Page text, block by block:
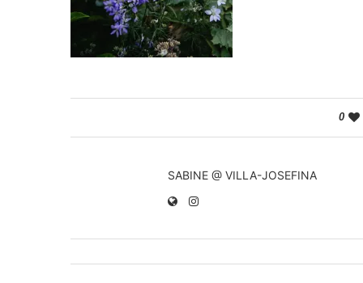
0
SABINE @ VILLA-JOSEFINA